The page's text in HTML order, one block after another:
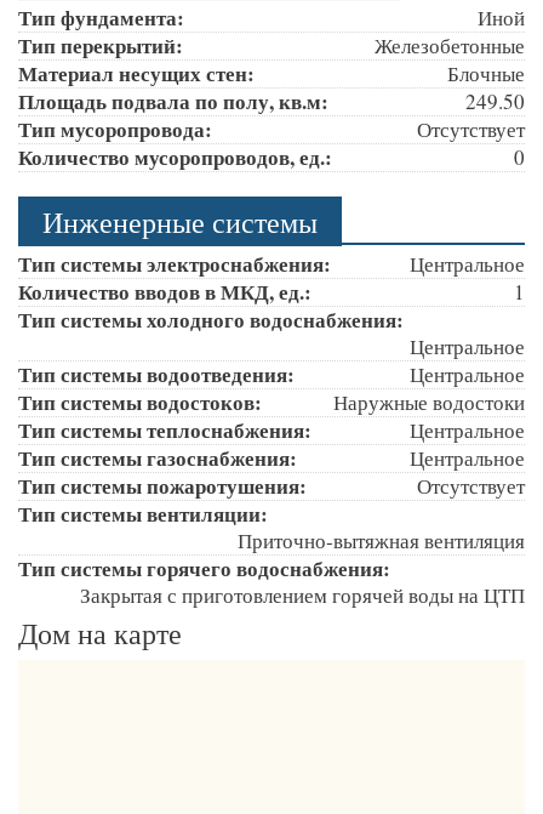
Тип фундамента: Иной
Тип перекрытий: Железобетонные
Материал несущих стен: Блочные
Площадь подвала по полу, кв.м: 249.50
Тип мусоропровода: Отсутствует
Количество мусоропроводов, ед.: 0
Инженерные системы
Тип системы электроснабжения: Центральное
Количество вводов в МКД, ед.: 1
Тип системы холодного водоснабжения:
Центральное
Тип системы водоотведения: Центральное
Тип системы водостоков: Наружные водостоки
Тип системы теплоснабжения: Центральное
Тип системы газоснабжения: Центральное
Тип системы пожаротушения: Отсутствует
Тип системы вентиляции:
Приточно-вытяжная вентиляция
Тип системы горячего водоснабжения:
Закрытая с приготовлением горячей воды на ЦТП
Дом на карте